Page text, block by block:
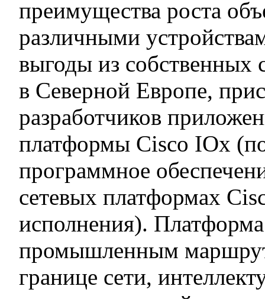
преимущества роста
различными
выгоды из собственных
в Северной Европе,
разработчиков
платформы Cisco IOx
программное
сетевых платформах
исполнения).
промышленным
границе сети,